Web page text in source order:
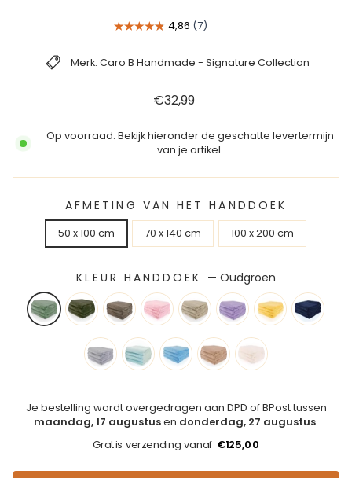
Merk: Caro B Handmade - Signature Collection
Reguliere
€32,99
Op voorraad. Bekijk hieronder de geschatte levertermijn
van je artikel.
AFMETING VAN HET HANDDOEK
50 x 100 cm 70 x 140 cm 100 x 200 cm
KLEUR HANDDOEK — Oudgroen
Je bestelling wordt overgedragen aan DPD of BPost tussen
maandag, 17 augustusen donderdag, 27 augustus.
Gratis verzending vanaf €125,00